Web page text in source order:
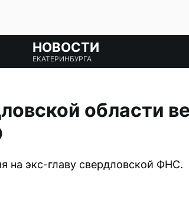
НОВОСТИ
ЕКАТЕРИНБУРГА
области
на экс-главу свердловской ФНС.